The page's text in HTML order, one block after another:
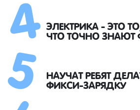
ЭЛЕКТРИКА - ЭТО
ЧТО ТОЧНО
НАУЧАТ РЕБЯТ
ФИКСИ-ЗАРЯДКУ